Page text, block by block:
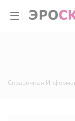
Справочная